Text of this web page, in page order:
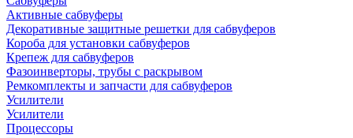
Активные сабвуферы
Декоративные защитные решетки для сабвуферов
Короба для установки сабвуферов
Крепеж для сабвуферов
Фазоинверторы, трубы с раскрывом
Ремкомплекты и запчасти для сабвуферов
Усилители
Усилители
Процессоры